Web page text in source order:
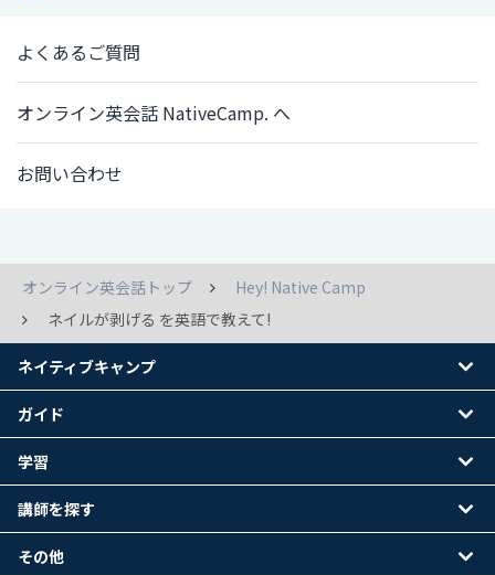
よくあるご質問
オンライン英会話 NativeCamp. へ
お問い合わせ
オンライン英会話トップ
Hey! Native Camp
ネイルが剥げる を英語で教えて!
ネイティブキャンプ
ガイド
学習
講師を探す
その他